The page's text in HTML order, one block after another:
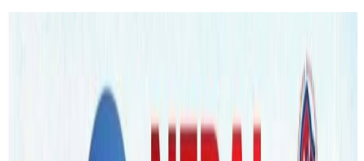
ब्रिजवेनमा बन्न लागेको नेपाली सामुदायिक
केन्द्रलाई सहयोग गर्दै २ तिज कार्यक्रम